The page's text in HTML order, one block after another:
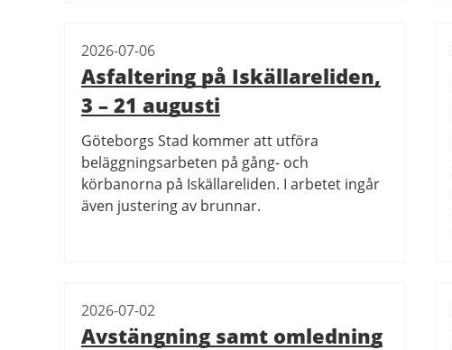
Asfaltering på Iskällareliden,
3 – 21 augusti
2026-07-06
Göteborgs Stad kommer att utföra
beläggningsarbeten på gång- och
körbanorna på Iskällareliden. I arbetet ingår
även justering av brunnar.
Avstängning samt omledning
2026-07-02